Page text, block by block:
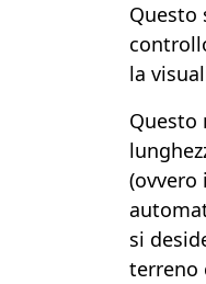
Questo
la
Questo
(ovvero
si
terreno